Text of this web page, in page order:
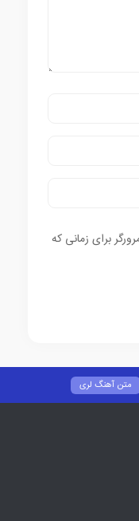
برای زمانی که
متن آهنگ لری
متن آهنگ ترکی